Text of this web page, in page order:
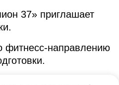
37» приглашает
фитнесс-направлению